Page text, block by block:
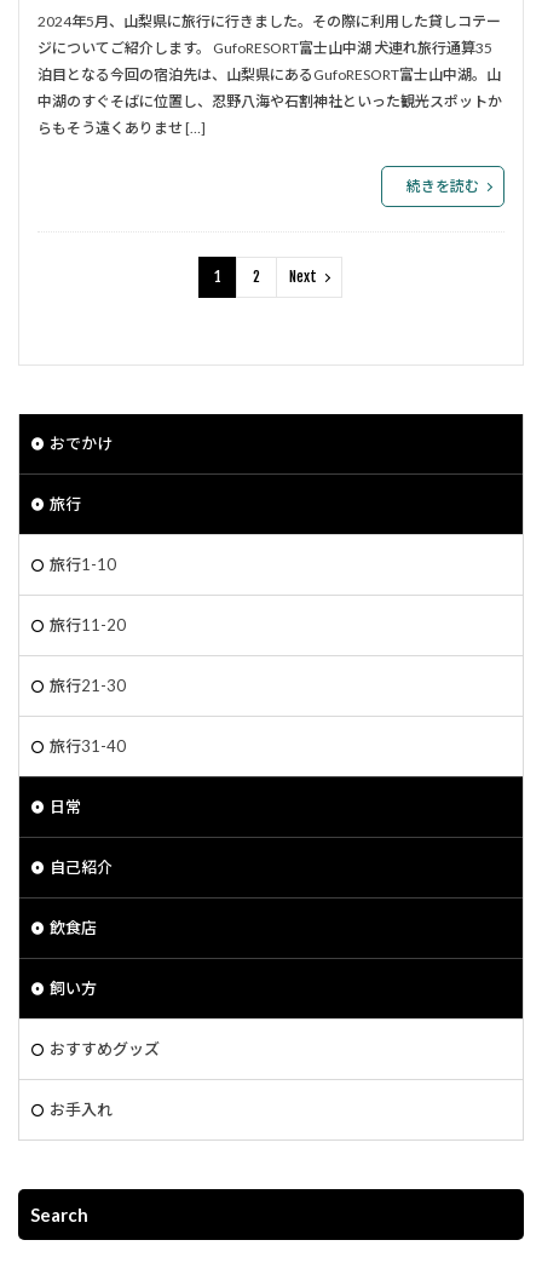
2024年5月、山梨県に旅行に行きました。その際に利用した貸しコテー
ジについてご紹介します。 GufoRESORT富士山中湖 犬連れ旅行通算35
泊目となる今回の宿泊先は、山梨県にあるGufoRESORT富士山中湖。山
中湖のすぐそばに位置し、忍野八海や石割神社といった観光スポットか
らもそう遠くありませ […]
続きを読む
1 2 Next
おでかけ
旅行
旅行1-10
旅行11-20
旅行21-30
旅行31-40
日常
自己紹介
飲食店
飼い方
おすすめグッズ
お手入れ
Search